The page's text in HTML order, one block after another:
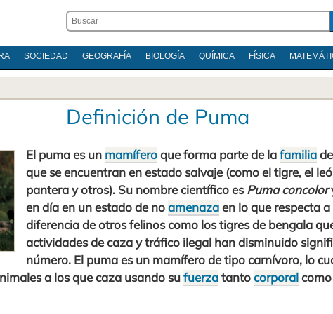
SOCIEDAD GEOGRAFÍA BIOLOGÍA QUÍMICA FÍSICA
Definición de Puma
El puma es un mamíferoque forma parte de lafamilia
que se encuentran en estado salvaje (como el tigre, el
pantera y otros). Su nombre científico esPuma concolor
en día en un estado de noamenazaen lo que respecta a
diferencia de otros felinos como los tigres de bengala
actividades de caza y tráfico ilegal han disminuido
número. El puma es un mamífero de tipo carnívoro, lo
a los que caza usando sufuerzatantocorporal